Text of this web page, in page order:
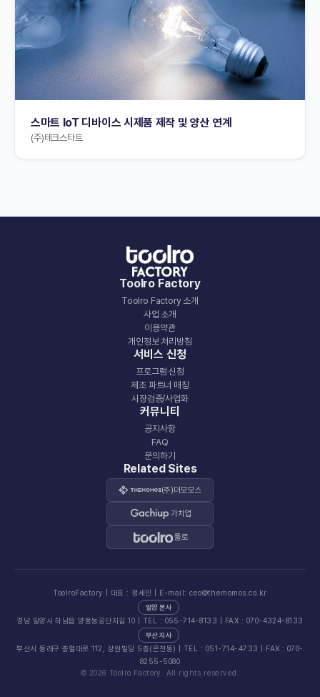
스마트 IoT 디바이스 시제품 제작 및 양산 연계
(주)테크스타트
Toolro Factory
Toolro Factory 소개
사업 소개
이용약관
개인정보 처리방침
서비스 신청
프로그램 신청
제조 파트너 매칭
시장검증/사업화
커뮤니티
공지사항
FAQ
문의하기
Related Sites
(주)더모모스
가치업
툴로
ToolroFactory | 대표 : 정세민 | E-mail: ceo@themomos.co.kr
밀양 본사
경남 밀양시 하남읍 양동농공단지길 10 | TEL : 055-714-8133 | FAX : 070-4324-8133
부산 지사
부산시 동래구 충렬대로 112, 상원빌딩 5층(온천동) | TEL : 051-714-4733 | FAX : 070-
8255-5080
© 2026 Toolro Factory. All rights reserved.